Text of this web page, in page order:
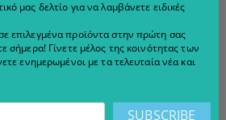
Modeka Miako AIr Μαύρο/Λευκό
105.61 лв.
VIEW DETAILS
μας δελτίο για να λαμβάνετε ειδικές
επιλεγμένα προϊόντα στην πρώτη σας
σήμερα! Γίνετε μέλος της κοινότητας των
ενημερωμένοι με τα τελευταία νέα και